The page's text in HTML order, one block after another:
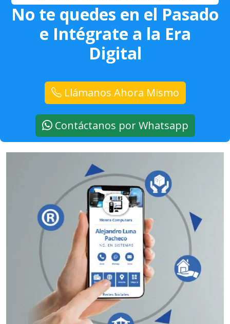
No te quedes en el Pasado
e Intégrate a la Era
Digital
Llámanos Ahora Mismo
Contáctanos por Whatsapp